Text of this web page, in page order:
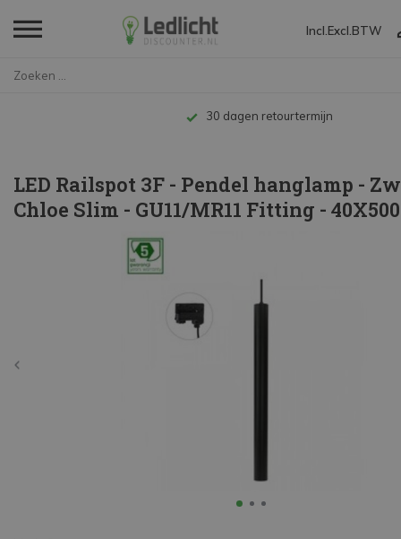
Incl. Excl. BTW
Tot 10 jaar garantie
LED Railspot 3F - Pendel hanglamp -
Chloe Slim - GU11/MR11 Fitting -